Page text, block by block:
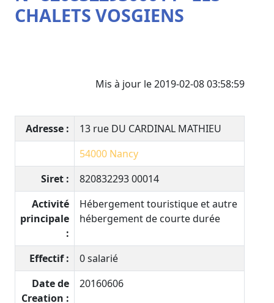
CHALETS VOSGIENS
Mis à jour le 2019-02-08 03:58:59
Adresse :
13 rue DU CARDINAL MATHIEU
54000 Nancy
Siret :
820832293 00014
Activité
principale
:
Hébergement touristique et autre
hébergement de courte durée
Effectif :
0 salarié
Date de
Creation :
20160606